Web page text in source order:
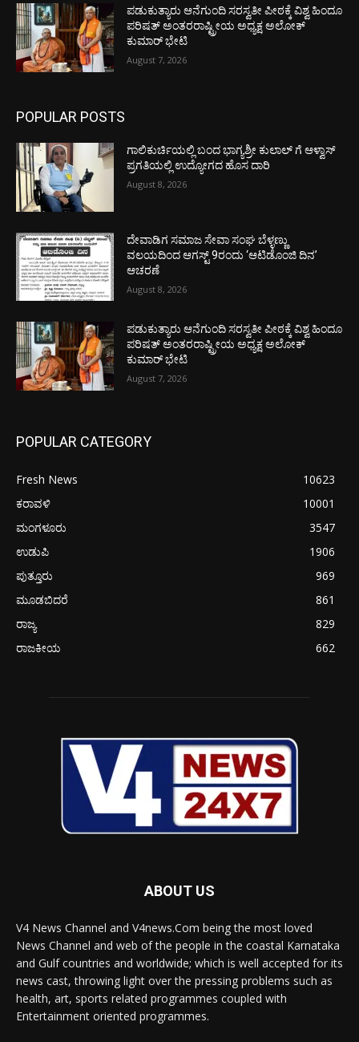
ಪಡುಕುತ್ಯಾರು ಆನೆಗುಂದಿ ಸರಸ್ವತೀ ಪೀಠಕ್ಕೆ ವಿಶ್ವ ಹಿಂದೂ
ಪರಿಷತ್ ಅಂತರರಾಷ್ಟ್ರೀಯ ಅಧ್ಯಕ್ಷ ಅಲೋಕ್
ಕುಮಾರ್ ಭೇಟಿ
August 7, 2026
POPULAR POSTS
ಗಾಲಿಕುರ್ಚಿಯಲ್ಲಿ ಬಂದ ಭಾಗ್ಯಶ್ರೀ ಕುಲಾಲ್ ಗೆ ಆಳ್ವಾಸ್
ಪ್ರಗತಿಯಲ್ಲಿ ಉದ್ಯೋಗದ ಹೊಸ ದಾರಿ
August 8, 2026
ದೇವಾಡಿಗ ಸಮಾಜ ಸೇವಾ ಸಂಘ ಬೆಳ್ಳಣ್ಣು
ವಲಯದಿಂದ ಆಗಸ್ಟ್ 9ರಂದು ‘ಆಟಿಡೊಂಜಿ ದಿನ’
ಆಚರಣೆ
August 8, 2026
ಪಡುಕುತ್ಯಾರು ಆನೆಗುಂದಿ ಸರಸ್ವತೀ ಪೀಠಕ್ಕೆ ವಿಶ್ವ ಹಿಂದೂ
ಪರಿಷತ್ ಅಂತರರಾಷ್ಟ್ರೀಯ ಅಧ್ಯಕ್ಷ ಅಲೋಕ್
ಕುಮಾರ್ ಭೇಟಿ
August 7, 2026
POPULAR CATEGORY
Fresh News
10623
ಕರಾವಳಿ
10001
ಮಂಗಳೂರು
3547
ಉಡುಪಿ
1906
ಪುತ್ತೂರು
969
ಮೂಡಬಿದರೆ
861
ರಾಜ್ಯ
829
ರಾಜಕೀಯ
662
ABOUT US
V4 News Channel and V4news.Com being the most loved
News Channel and web of the people in the coastal Karnataka
and Gulf countries and worldwide; which is well accepted for its
news cast, throwing light over the pressing problems such as
health, art, sports related programmes coupled with
Entertainment oriented programmes.